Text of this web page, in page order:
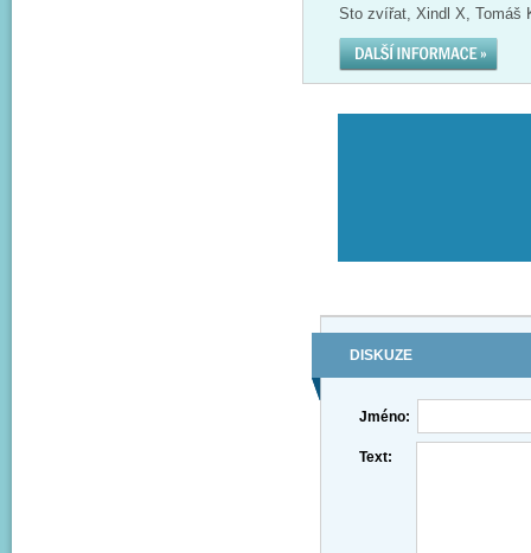
Sto zvířat, Xindl X, Tomáš
DISKUZE
Jméno:
Text: